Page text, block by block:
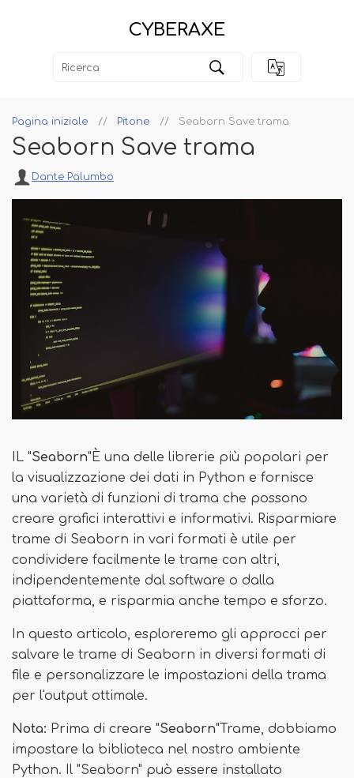
CYBERAXE
Pagina iniziale Pitone Seaborn Save trama
Seaborn Save trama
Dante Palumbo
IL "Seaborn"È una delle librerie più popolari per
la visualizzazione dei dati in Python e fornisce
una varietà di funzioni di trama che possono
creare grafici interattivi e informativi. Risparmiare
trame di Seaborn in vari formati è utile per
condividere facilmente le trame con altri,
indipendentemente dal software o dalla
piattaforma, e risparmia anche tempo e sforzo.
In questo articolo, esploreremo gli approcci per
salvare le trame di Seaborn in diversi formati di
file e personalizzare le impostazioni della trama
per l'output ottimale.
Nota: Prima di creare "Seaborn"Trame, dobbiamo
impostare la biblioteca nel nostro ambiente
Python. Il "Seaborn" può essere installato